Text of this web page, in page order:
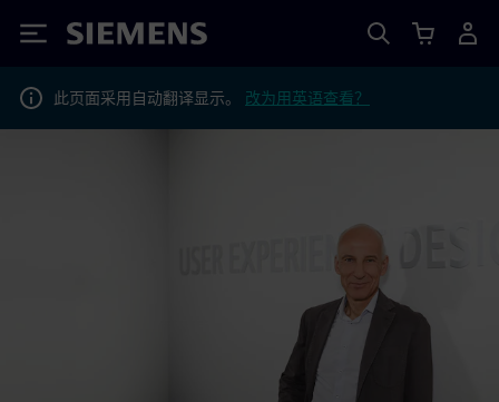
Siemens
此页面采用自动翻译显示。 改为用英语查看？